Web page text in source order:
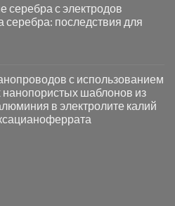
серебра с электродов
серебра: последствия для
с использованием
шаблонов из
в электролите калий